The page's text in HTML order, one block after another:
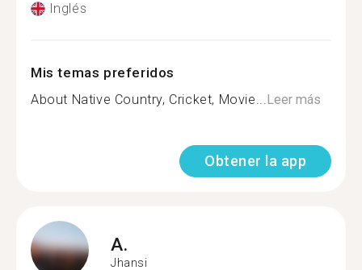
Inglés
Mis temas preferidos
About Native Country, Cricket, Movie...Leer más
Obtener la app
A.
Jhansi